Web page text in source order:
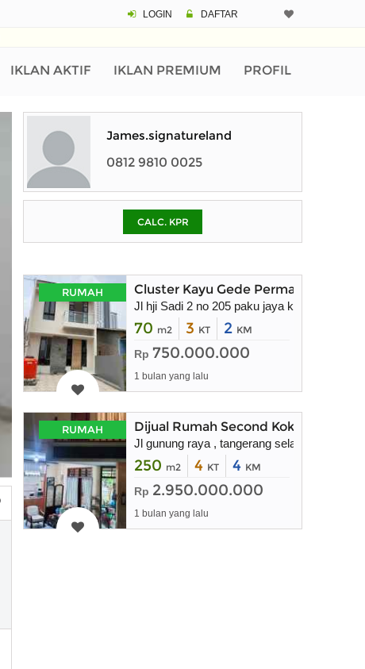
LOGIN DAFTAR
IKLAN AKTIF IKLAN PREMIUM PROFILPinjaman (PIN)
pada kotak-
James.signatureland
0812 9810 0025
CALC. KPR
RUMAH Cluster Kayu Gede Permai 2 Bebas
Jl hji Sadi 2 no 205 paku jaya kec Serpong
70 m2 3 KT 2 KM
Rp 750.000.000
1 bulan yang lalu
RUMAH Dijual Rumah Second Kokoh dan
Jl gunung raya , tangerang selatan
250 m2 4 KT 4 KM
Rp 2.950.000.000
1 bulan yang lalu